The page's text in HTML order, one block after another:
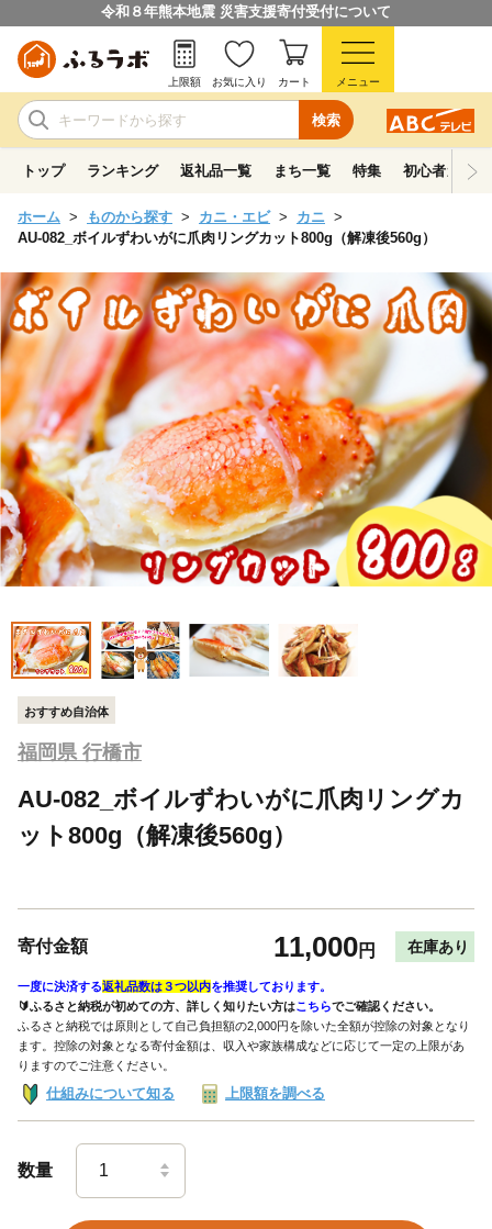
令和８年熊本地震 災害支援寄付受付について
検索
上限額 お気に入り カート メニュー
トップ ランキング 返礼品一覧 まち一覧 特集 初心者ガイド
ホーム ものから探す カニ・エビ
カニ
AU-082_ボイルずわいがに爪肉リングカット800g（解凍後560g）
おすすめ自治体
福岡県 行橋市
AU-082_ボイルずわいがに爪肉リングカ
ット800g（解凍後560g）
寄付金額 11,000円 在庫あり
一度に決済する返礼品数は３つ以内を推奨しております。
🔰ふるさと納税が初めての方、詳しく知りたい方はこちらでご確認ください。
ふるさと納税では原則として自己負担額の2,000円を除いた全額が控除の対象となり
ます。控除の対象となる寄付金額は、収入や家族構成などに応じて一定の上限があ
りますのでご注意ください。
仕組みについて知る 上限額を調べる
数量